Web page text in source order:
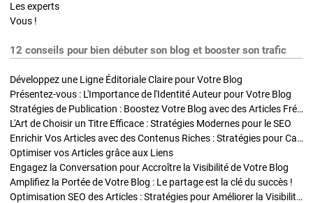
Les experts
Vous !
12 conseils pour bien débuter son blog et booster son trafic
Développez une Ligne Éditoriale Claire pour Votre Blog
Présentez-vous : L'Importance de l'Identité Auteur pour Votre Blog
Stratégies de Publication : Boostez Votre Blog avec des Articles Fréquents et Exclusifs
L'Art de Choisir un Titre Efficace : Stratégies Modernes pour le SEO
Enrichir Vos Articles avec des Contenus Riches : Stratégies pour Captiver et Optimiser
Optimiser vos Articles grâce aux Liens
Engagez la Conversation pour Accroître la Visibilité de Votre Blog
Amplifiez la Portée de Votre Blog : Le partage est la clé du succès !
Optimisation SEO des Articles : Stratégies pour Améliorer la Visibilité de Votre Blog